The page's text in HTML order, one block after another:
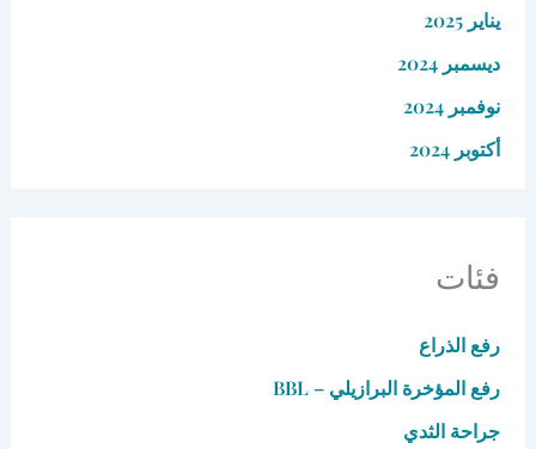
يناير 2025
ديسمبر 2024
نوفمبر 2024
أكتوبر 2024
فئات
رفع الذراع
رفع المؤخرة البرازيلي – BBL
جراحة الثدي